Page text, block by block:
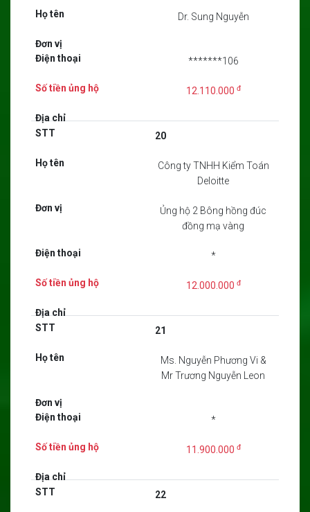
Dr. Sung Nguyễn
*******106
12.110.000 đ
20
Công ty TNHH Kiểm Toán
Deloitte
Ủng hộ 2 Bông hồng đúc
đồng mạ vàng
*
12.000.000 đ
21
Ms. Nguyễn Phương Vi &
Mr Trương Nguyễn Leon
*
11.900.000 đ
22